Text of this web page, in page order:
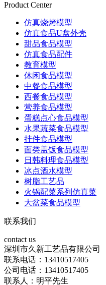
Product Center
仿真烧烤模型
仿真食品U盘外壳
甜品食品模型
仿真食品配件
教育模型
休闲食品模型
中餐食品模型
西餐食品模型
营养食品模型
蛋糕点心食品模型
水果蔬菜食品模型
挂件食品模型
面类盖饭食品模型
日韩料理食品模型
冰点酒水模型
树脂工艺品
火锅配菜系列仿真菜
大盆菜食品模型
联系我们
contact us
深圳市久新工艺品有限公司
联系电话：13410517405
公司电话：13410517405
联系人：明平先生